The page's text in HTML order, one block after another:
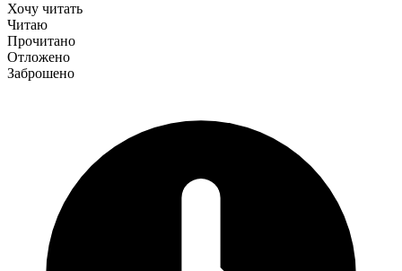
Хочу читать
Читаю
Прочитано
Отложено
Заброшено